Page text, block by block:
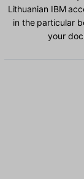
Lithuanian IBM
in the particular
your